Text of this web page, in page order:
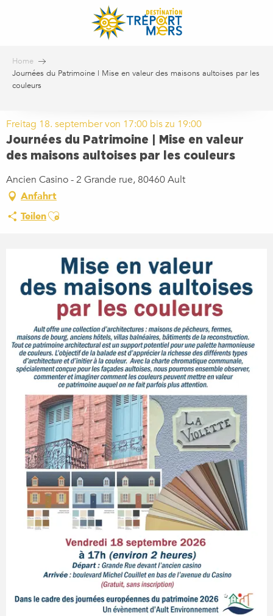
Home
Journées du Patrimoine | Mise en valeur des maisons aultoises par les
couleurs
Freitag 18. september von 17:00 bis zu 19:00
Journées du Patrimoine | Mise en valeur
des maisons aultoises par les couleurs
Ancien Casino - 2 Grande rue, 80460 Ault
Anfahrt
TeilenAjouter aux favoris